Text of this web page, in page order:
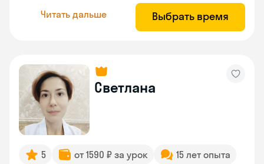
Читать дальше Выбрать время
Светлана
5 от 1590 ₽ за урок 15 лет опыта